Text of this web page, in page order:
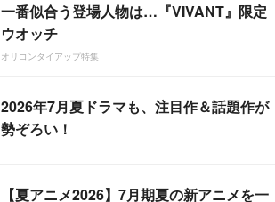
一番似合う登場人物は…『VIVANT』限定
ウオッチ
オリコンタイアップ特集
2026年7月夏ドラマも、注目作＆話題作が
勢ぞろい！
【夏アニメ2026】7月期夏の新アニメを一